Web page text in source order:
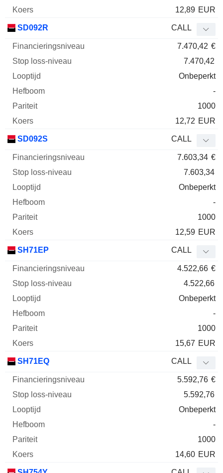
12,89 EUR
SD092R CALL
7.470,42 €
7.470,42
Onbeperkt
-
1000
12,72 EUR
SD092S CALL
7.603,34 €
7.603,34
Onbeperkt
-
1000
12,59 EUR
SH71EP CALL
4.522,66 €
4.522,66
Onbeperkt
-
1000
15,67 EUR
SH71EQ CALL
5.592,76 €
5.592,76
Onbeperkt
-
1000
14,60 EUR